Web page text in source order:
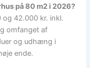
på 80 m2 i 2026?
og 42.000 kr. inkl.
omfanget af
og udhæng i
ende.